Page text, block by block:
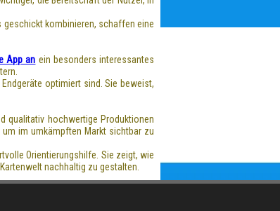
geschickt kombinieren, schaffen eine
App an ein besonders interessantes
optimiert sind. Sie beweist,
qualitativ hochwertige Produktionen
im umkämpften Markt sichtbar zu
Orientierungshilfe. Sie zeigt, wie
nachhaltig zu gestalten.